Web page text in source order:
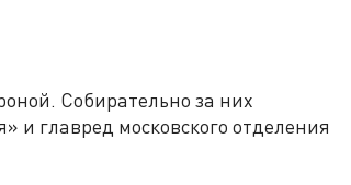
Собирательно за них
и главред московского отделения